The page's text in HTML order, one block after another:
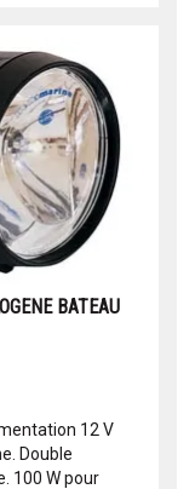
BATEAU
12 V
Double
100 W pour